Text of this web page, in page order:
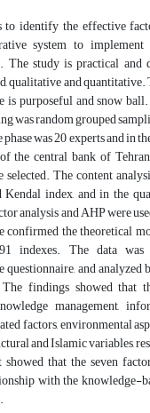
to identify the effective
system to
The study is practical and
qualitative and
is purposeful and snow
was random grouped
was 20 experts and in
the central bank of
The content
Kendal index, and in the
analysis and AHP were
confirmed the theoretical
indexes. The data
questionnaire, and analyzed
findings showed that
management,
factors, environmental
and Islamic variables,
that the seven
with the knowledge-